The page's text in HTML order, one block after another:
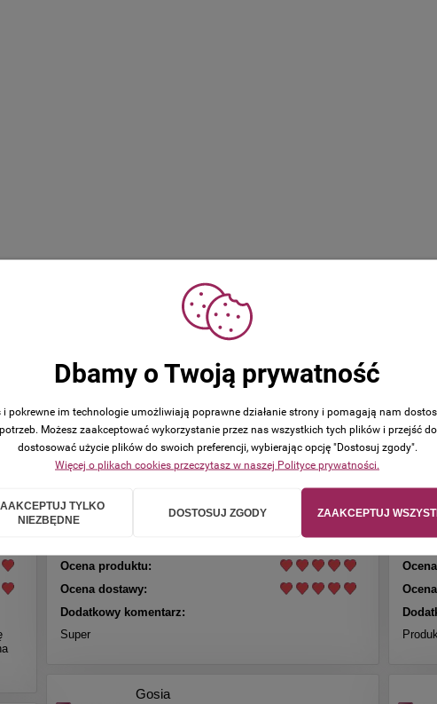
przez zweryfikowanych klientów,
3
1
Dodano: 2026-08-05
Ocena produktu:
Ocena dostawy:
Dodatkowy komentarz:
Super
Gosia
Dbamy o Twoją prywatność
i pokrewne im technologie umożliwiają poprawne działanie strony i pomagają nam
Możesz zaakceptować wykorzystanie przez nas wszystkich tych plików i przejść
dostosować użycie plików do swoich preferencji, wybierając opcję "Dostosuj zgody".
Więcej o plikach cookies przeczytasz w naszej Polityce prywatności.
TYLKO
NIEZBĘDNE
DOSTOSUJ ZGODY ZAAKCEPTUJ